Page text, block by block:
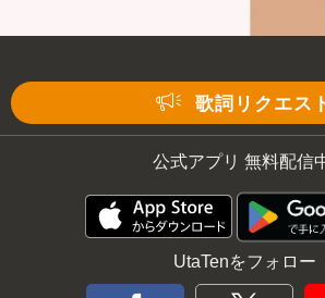
歌詞リクエス
公式アプリ 無料配信
UtaTenをフォロー